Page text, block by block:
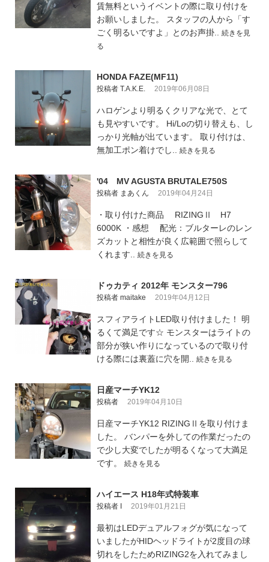
賃無料というイベントの際に取り付けを
お願いしました。 スタッフの人から「す
ごく明るいですよ」とのお声掛.. 続きを見
る
HONDA FAZE(MF11)
投稿者 T.A.K.E. 2019年06月08日
ハロゲンより明るくクリアな光で、とて
も見やすいです。 Hi/Loの切り替えも、し
っかり光軸が出ています。 取り付けは、
無加工ポン着けでし.. 続きを見る
'04 MV AGUSTA BRUTALE750S
投稿者 まあくん 2019年04月24日
・取り付けた商品 RIZINGⅡ H7
6000K ・感想 配光：ブルターレのレン
ズカットと相性が良く広範囲で照らして
くれます.. 続きを見る
ドゥカティ 2012年 モンスター796
投稿者 maitake 2019年04月12日
スフィアライトLED取り付けました！ 明
るくて満足です☆ モンスターはライトの
部分が狭い作りになっているので取り付
ける際には裏蓋に穴を開.. 続きを見る
日産マーチYK12
投稿者 2019年04月10日
日産マーチYK12 RIZINGⅡを取り付けま
した。 バンパーを外しての作業だったの
で少し大変でしたが明るくなって大満足
です。 続きを見る
ハイエース H18年式特装車
投稿者 I 2019年01月21日
最初はLEDデュアルフォグが気になって
いましたがHIDヘッドライトが2度目の球
切れをしたためRIZING2を入れてみまし